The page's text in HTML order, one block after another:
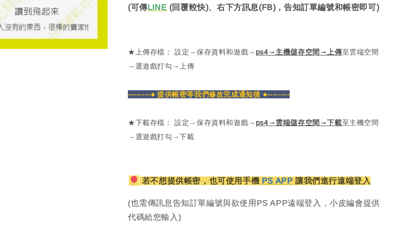
(可傳LINE (回覆較快)、右下方訊息(FB)，告知訂單編號和帳密即可)
★上傳存檔： 設定→保存資料和遊戲→ ps4→主機儲存空間→上傳至雲端空間
→選遊戲打勾→上傳
--------● 提供帳密等我們修改完成通知後 ●--------
★下載存檔： 設定→保存資料和遊戲→ ps4→雲端儲存空間→下載至主機空間
→選遊戲打勾→下載
若不想提供帳密，也可使用手機 PS APP 讓我們進行遠端登入
(也需傳訊息告知訂單編號與欲使用PS APP遠端登入，小皮編會提供
代碼給您輸入)